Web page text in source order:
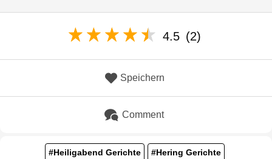
4.5 (2)
Speichern
Comment
#Heiligabend Gerichte #Hering Gerichte